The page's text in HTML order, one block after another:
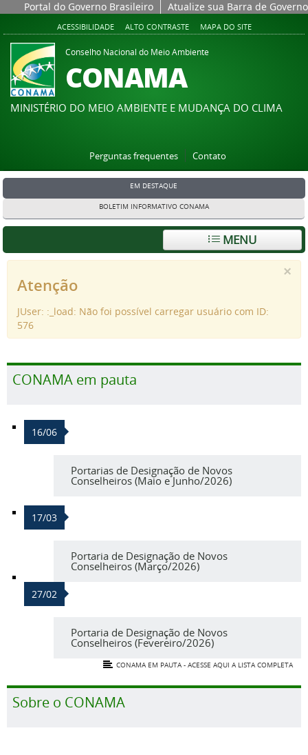
Portal do Governo Brasileiro Atualize sua Barra de Governo
ACESSIBILIDADE ALTO CONTRASTE MAPA DO SITE
Conselho Nacional do Meio Ambiente
CONAMA
MINISTÉRIO DO MEIO AMBIENTE E MUDANÇA DO CLIMA
Perguntas frequentes Contato
EM DESTAQUE
BOLETIM INFORMATIVO CONAMA
MENU
×
Atenção
JUser: :_load: Não foi possível carregar usuário com ID:
576
CONAMA em pauta
16/06
Portarias de Designação de Novos
Conselheiros (Maio e Junho/2026)
17/03
Portaria de Designação de Novos
Conselheiros (Março/2026)
27/02
Portaria de Designação de Novos
Conselheiros (Fevereiro/2026)
CONAMA EM PAUTA - ACESSE AQUI A LISTA COMPLETA
Sobre o CONAMA